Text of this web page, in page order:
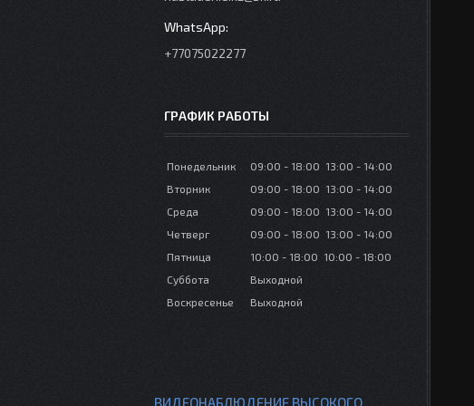
+77075022277
ГРАФИК РАБОТЫ
Понедельник 09:00 18:00 13:00
14:00
Вторник
09:00 18:00 13:00
14:00
Среда
09:00 18:00 13:00
14:00
Четверг
09:00 18:00 13:00
14:00
Пятница
10:00 18:00 10:00
18:00
Суббота
Выходной
Воскресенье
Выходной
ВИДЕОНАБЛЮДЕНИЕ ВЫСОКОГО